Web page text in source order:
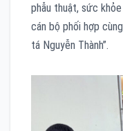
phẫu thuật, sức
cán bộ phối hợp
tá Nguyễn Thành”.